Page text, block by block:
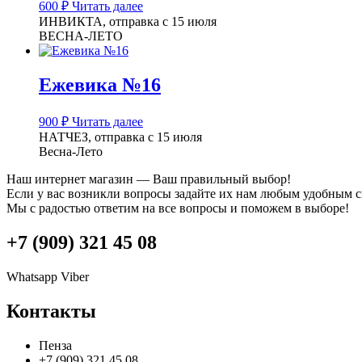
600 ₽ Читать далее
ИНВИКТА, отправка с 15 июля
ВЕСНА-ЛЕТО
Ежевика №16
900 ₽ Читать далее
НАТЧЕЗ, отправка с 15 июля
Весна-Лето
Наш интернет магазин — Ваш правильный выбор!
Если у вас возникли вопросы задайте их нам любым удобным
Мы с радостью ответим на все вопросы и поможем в выборе!
+7 (909) 321 45 08
Whatsapp Viber
Контакты
Пенза